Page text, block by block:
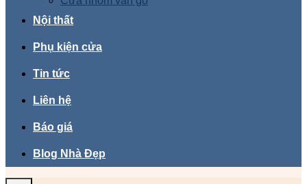
Nội thất
Phụ kiện cửa
Tin tức
Liên hệ
Báo giá
Blog Nhà Đẹp